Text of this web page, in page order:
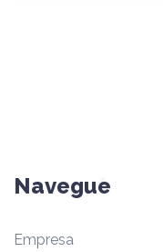
Navegue
Empresa